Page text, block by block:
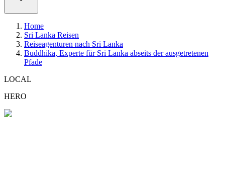
Home
Sri Lanka Reisen
Reiseagenturen nach Sri Lanka
Buddhika, Experte für Sri Lanka abseits der ausgetretenen
Pfade
LOCAL
HERO